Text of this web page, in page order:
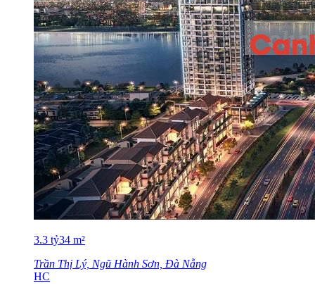
3.3 tỷ34 m²
Trần Thị Lý, Ngũ Hành Sơn, Đà Nẵng
HC